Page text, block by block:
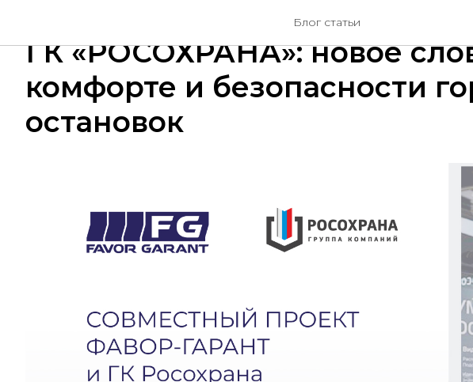
Блог статьи
Совместный проект ФАВОР-
ГК «РОСОХРАНА»: новое
комфорте и безопасности
остановок